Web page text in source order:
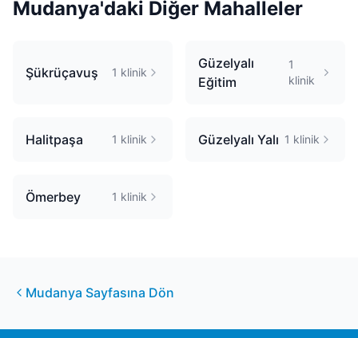
Mudanya'daki Diğer Mahalleler
Şükrüçavuş 1 klinik
Güzelyalı
Eğitim
1
klinik
Halitpaşa 1 klinik Güzelyalı Yalı 1 klinik
Ömerbey 1 klinik
Mudanya Sayfasına Dön